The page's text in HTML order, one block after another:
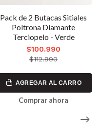
Pack de 2 Butacas Sitiales
Poltrona Diamante
Terciopelo - Verde
$100.990
$112.990
AGREGAR AL CARRO
Comprar ahora